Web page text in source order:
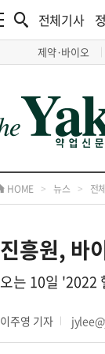
전체기사
제약·바이오
HOME > 뉴스 > 전
진흥원, 바
오는 10일 '2022
이주영 기자